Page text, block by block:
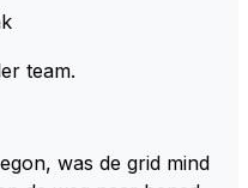
in de F1 blijven rij
maken. Tom Hart
en RB heeft hun
te houden. Max is
weg. Max zal denk ik
team.
was de grid mind